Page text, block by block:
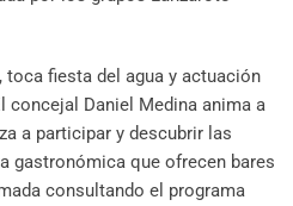
toca fiesta del agua y actuación
concejal Daniel Medina anima a
a participar y descubrir las
gastronómica que ofrecen bares
consultando el programa